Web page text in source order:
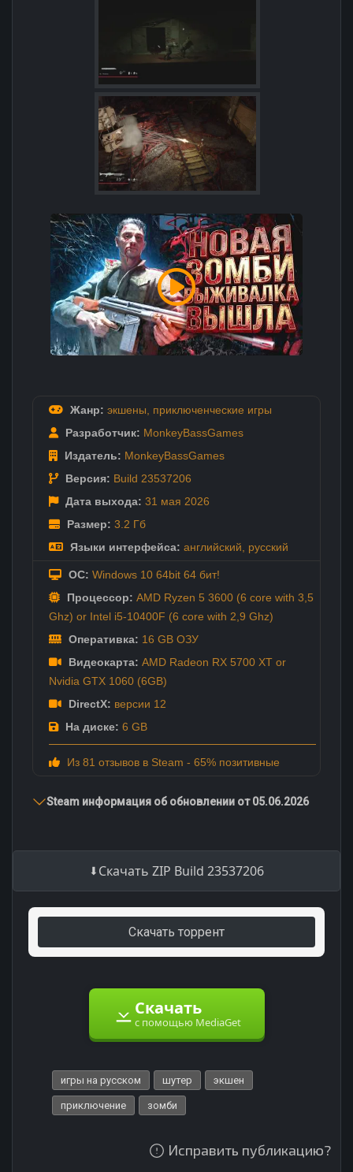
Жанр: экшены
приключенческие игры
Разработчик: MonkeyBassGames
Издатель: MonkeyBassGames
Версия: Build 23537206
Дата выхода: 31 мая 2026
Размер: 3.2 Гб
Языки интерфейса: английский русский
ОС: Windows 10 64bit 64 бит!
Процессор: AMD Ryzen 5 3600 (6 core with 3,5
Ghz) or Intel i5-10400F (6 core with 2,9 Ghz)
Оперативка: 16 GB ОЗУ
Видеокарта: AMD Radeon RX 5700 XT or
Nvidia GTX 1060 (6GB)
DirectX: версии 12
На диске: 6 GB
Из 81 отзывов в Steam - 65% позитивные
Steam информация об обновлении от 05.06.2026
Скачать ZIP Build 23537206
Скачать торрент
Скачать
с помощью MediaGet
игры на русском шутер экшен
приключение зомби
Исправить публикацию?